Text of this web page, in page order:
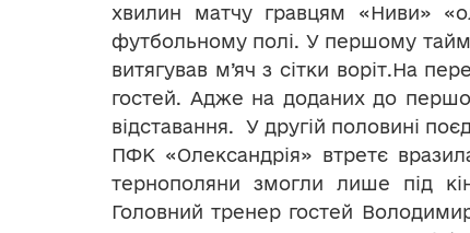
хвилин матчу гравцям «Ниви»
футбольному полі. У першому
витягував м’яч з сітки воріт.На
гостей. Адже на доданих до
відставання. У другій половині
ПФК «Олександрія» втретє
тернополяни змогли лише під
Головний тренер гостей